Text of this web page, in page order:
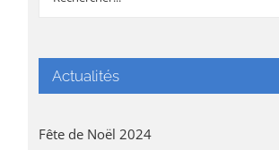
Actualités
Fête de Noël 2024